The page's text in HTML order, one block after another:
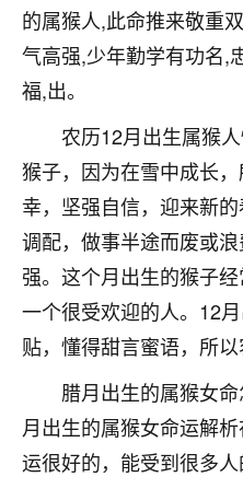
的属猴人,此命推来敬重
气高强,少年勤学有功名,
福,出。
农历12月出生属猴
猴子，因为在雪中成长
幸，坚强自信，迎来新
调配，做事半途而废或
强。这个月出生的猴子
一个很受欢迎的人。12
贴，懂得甜言蜜语，所以
腊月出生的属猴女
月出生的属猴女命运解
运很好的，能受到很多
鹿森：你可以找老
啊！
址、风水、还有开
大环境不好，但是
刚找老师做了补财
2小时前 来自海南
梦醒时分
我女儿高二叛逆，大
的，把我们两口子愁
做完，我女儿跟变了
大学，只要能安安稳
康康的我就很知足了！